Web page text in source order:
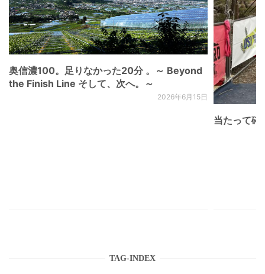
奥信濃100。足りなかった20分 。～ Beyond
the Finish Line そして、次へ。～
2026年6月15日
当たって砕
TAG-INDEX